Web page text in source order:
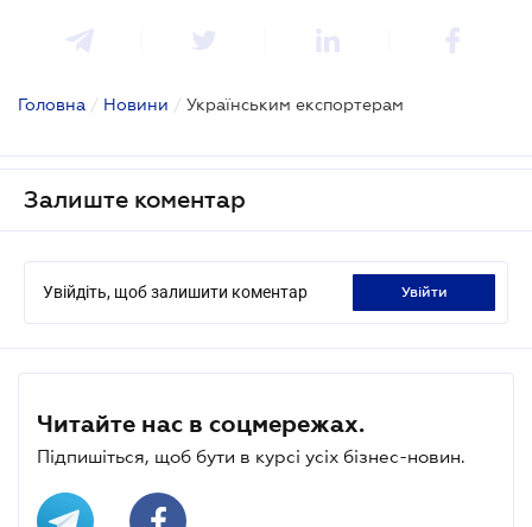
Головна / Новини / Українським експортерам
Залиште коментар
Увійдіть, щоб залишити коментар увійти
Читайте нас в соцмережах.
Підпишіться, щоб бути в курсі усіх бізнес-новин.